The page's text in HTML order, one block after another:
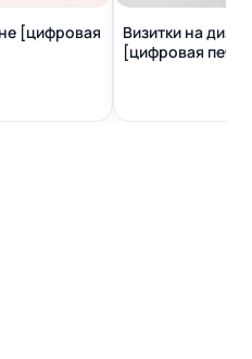
[цифровая
Визитки на
[цифровая